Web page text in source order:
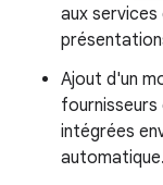
aux
Ajout d'un
intégrées
automatique.